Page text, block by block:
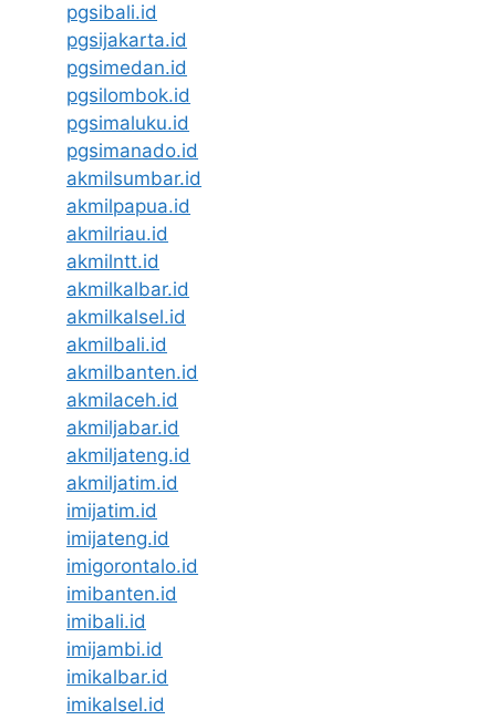
pgsibali.id
pgsijakarta.id
pgsimedan.id
pgsilombok.id
pgsimaluku.id
pgsimanado.id
akmilsumbar.id
akmilpapua.id
akmilriau.id
akmilntt.id
akmilkalbar.id
akmilkalsel.id
akmilbali.id
akmilbanten.id
akmilaceh.id
akmiljabar.id
akmiljateng.id
akmiljatim.id
imijatim.id
imijateng.id
imigorontalo.id
imibanten.id
imibali.id
imijambi.id
imikalbar.id
imikalsel.id